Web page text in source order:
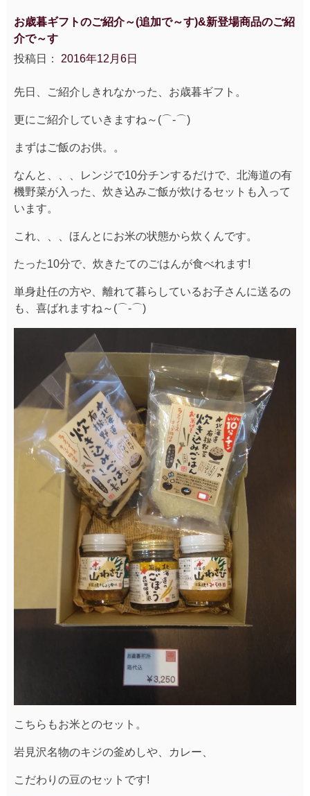
お歳暮ギフトのご紹介～(追加で～す)&新登場商品のご紹
介で～す
投稿日： 2016年12月6日
先日、ご紹介しきれなかった、お歳暮ギフト。
更にご紹介していきますね～(⌒‐⌒)
まずはご飯のお供。。
なんと、、、レンジで10分チンするだけで、北海道の有
機野菜が入った、炊き込みご飯が炊けるセットも入って
います。
これ、、、ほんとにお米の状態から炊くんです。
たった10分で、炊きたてのごはんが食べれます!
単身赴任の方や、離れて暮らしているお子さんに送るの
も、喜ばれますね～(⌒‐⌒)
こちらもお米とのセット。
岩見沢名物のキジの釜めしや、カレー、
こだわりの豆のセットです!